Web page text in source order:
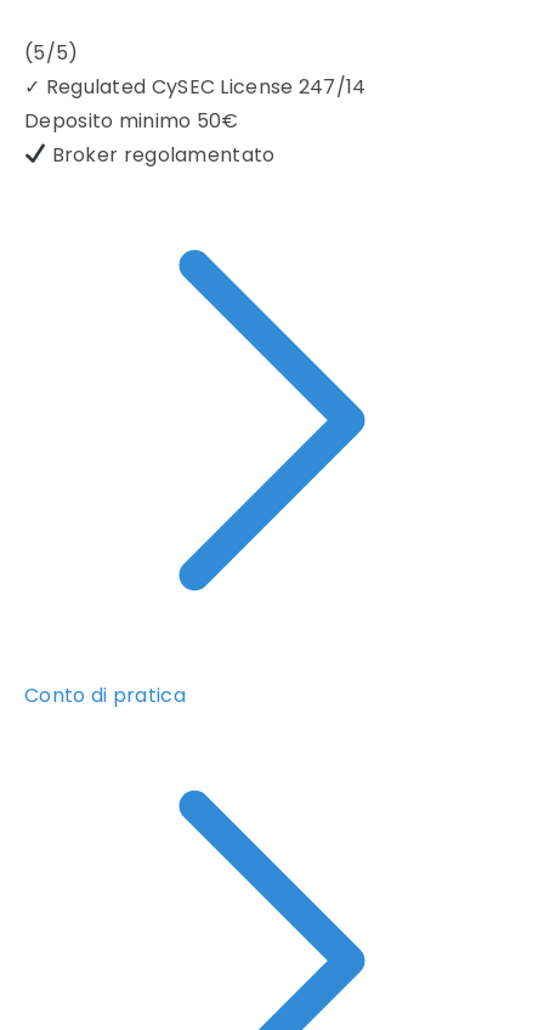
(5/5)
✓ Regulated CySEC License 247/14
Deposito minimo 50€
Broker regolamentato
Conto di pratica